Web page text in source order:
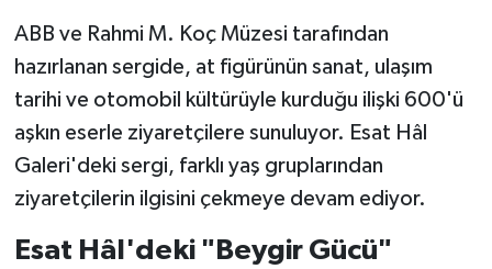
ABB ve Rahmi M. Koç Müzesi tarafından
hazırlanan sergide, at figürünün sanat, ulaşım
tarihi ve otomobil kültürüyle kurduğu ilişki 600'ü
aşkın eserle ziyaretçilere sunuluyor. Esat Hâl
Galeri'deki sergi, farklı yaş gruplarından
ziyaretçilerin ilgisini çekmeye devam ediyor.
Esat Hâl'deki "Beygir Gücü"